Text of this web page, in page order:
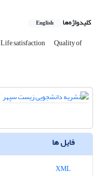
کلیدواژه‌ها English
Life satisfaction Quality of
فایل ها